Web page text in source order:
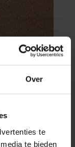
Over
te
te bieden
Oranje Nuance